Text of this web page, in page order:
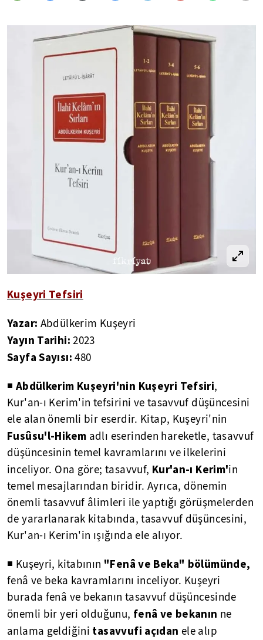
Kuşeyri Tefsiri
Yazar: Abdülkerim Kuşeyri
Yayın Tarihi:2023
Sayfa Sayısı:480
◾ Abdülkerim Kuşeyri'nin Kuşeyri Tefsiri,
Kur'an-ı Kerim'in tefsirini ve tasavvuf düşüncesini
ele alan önemli bir eserdir. Kitap, Kuşeyri'nin
Fusûsu'l-Hikem adlı eserinden hareketle, tasavvuf
düşüncesinin temel kavramlarını ve ilkelerini
inceliyor. Ona göre; tasavvuf, Kur'an-ı Kerim'in
temel mesajlarından biridir. Ayrıca, dönemin
önemli tasavvuf âlimleri ile yaptığı görüşmelerden
de yararlanarak kitabında, tasavvuf düşüncesini,
Kur'an-ı Kerim'in ışığında ele alıyor.
◾ Kuşeyri, kitabının "Fenâ ve Beka" bölümünde,
fenâ ve beka kavramlarını inceliyor. Kuşeyri
burada fenâ ve bekanın tasavvuf düşüncesinde
önemli bir yeri olduğunu, fenâ ve bekanın ne
anlama geldiğini tasavvufi açıdan ele alıp